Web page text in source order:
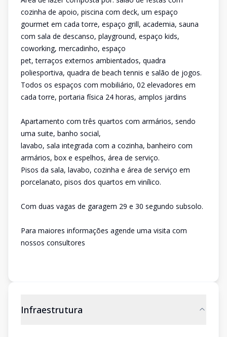
cozinha de apoio, piscina com deck, um espaço
gourmet em cada torre, espaço grill, academia, sauna
com sala de descanso, playground, espaço kids,
coworking, mercadinho, espaço
pet, terraços externos ambientados, quadra
poliesportiva, quadra de beach tennis e salão de jogos.
Todos os espaços com mobiliário, 02 elevadores em
cada torre, portaria física 24 horas, amplos jardins
Apartamento com três quartos com armários, sendo
uma suite, banho social,
lavabo, sala integrada com a cozinha, banheiro com
armários, box e espelhos, área de serviço.
Pisos da sala, lavabo, cozinha e área de serviço em
porcelanato, pisos dos quartos em vinílico.
Com duas vagas de garagem 29 e 30 segundo subsolo.
Para maiores informações agende uma visita com
nossos consultores
Infraestrutura